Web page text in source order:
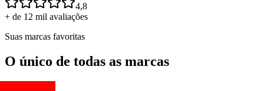
4,8
+ de 12 mil avaliações
Suas marcas favoritas
O único de todas as marcas